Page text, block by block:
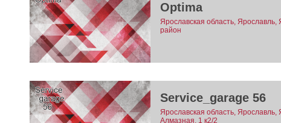
Optima
Ярославская область, Ярославль,
район
Service_garage 56
Ярославская область, Ярославль,
Алмазная, 1 к2/2